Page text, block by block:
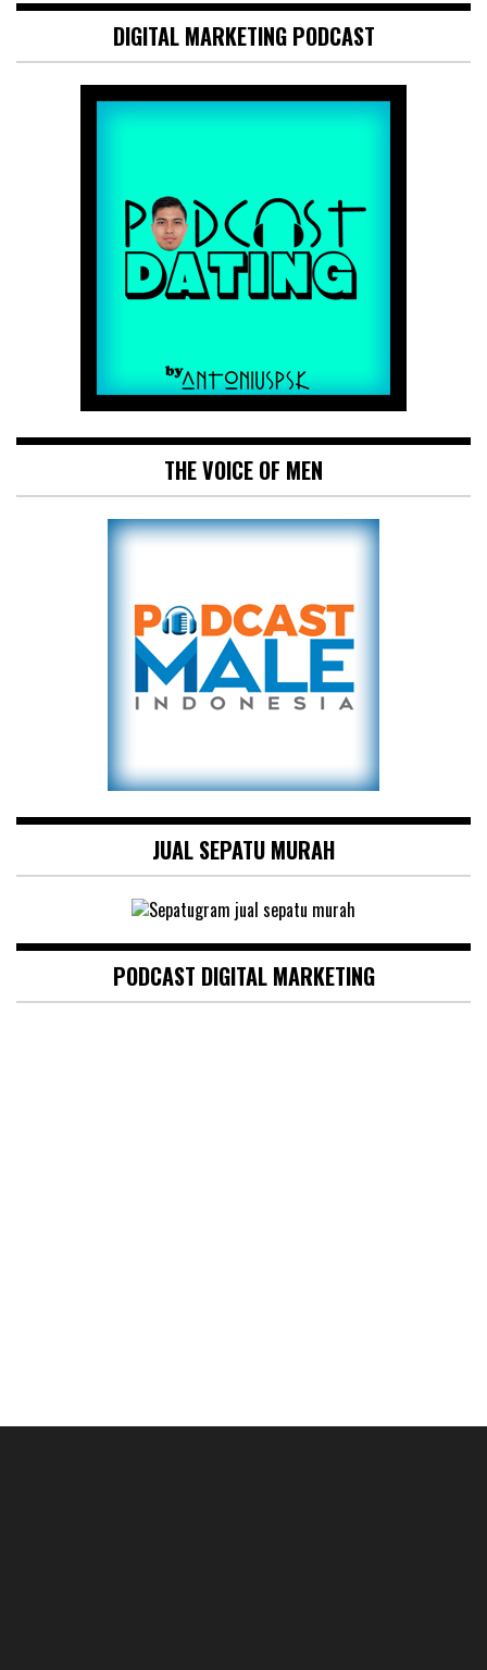
DIGITAL MARKETING PODCAST
THE VOICE OF MEN
JUAL SEPATU MURAH
PODCAST DIGITAL MARKETING